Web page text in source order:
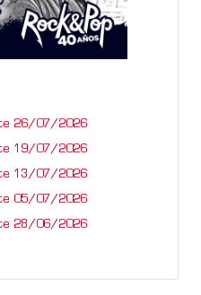
26/07/2026
19/07/2026
13/07/2026
05/07/2026
28/06/2026